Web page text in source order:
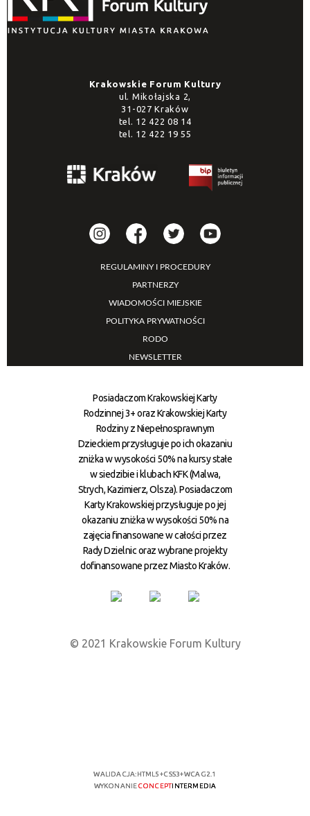
Krakowskie Forum Kultury
ul. Mikołajska 2,
31-027 Kraków
tel. 12 422 08 14
tel. 12 422 19 55
REGULAMINY I PROCEDURY
PARTNERZY
WIADOMOŚCI MIEJSKIE
POLITYKA PRYWATNOŚCI
RODO
NEWSLETTER
Posiadaczom Krakowskiej Karty
Rodzinnej 3+ oraz Krakowskiej Karty
Rodziny z Niepełnosprawnym
Dzieckiem przysługuje po ich okazaniu
zniżka w wysokości 50% na kursy stałe
w siedzibie i klubach KFK (Malwa,
Strych, Kazimierz, Olsza). Posiadaczom
Karty Krakowskiej przysługuje po jej
okazaniu zniżka w wysokości 50% na
zajęcia finansowane w całości przez
Rady Dzielnic oraz wybrane projekty
dofinansowane przez Miasto Kraków.
© 2021 Krakowskie Forum Kultury
WALIDACJA:HTML5+CSS3+WCAG 2.1
WYKONANIECONCEPTINTERMEDIA